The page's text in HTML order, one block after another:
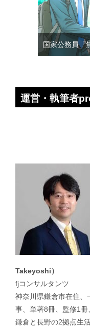
国家公務員「
運営・執筆者
Takeyoshi）
fjコンサルタンツ
神奈川県鎌倉市在住、
事、単著8冊、監修1
鎌倉と長野の2拠点生